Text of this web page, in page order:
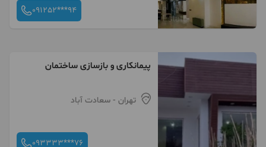
091252***94
پیمانکاری و بازسازی ساختمان
تهران - سعادت آباد
093333***76